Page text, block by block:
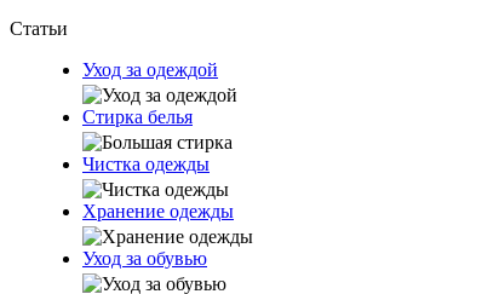
Статьи
Уход за одеждой
Стирка белья
Чистка одежды
Хранение одежды
Уход за обувью